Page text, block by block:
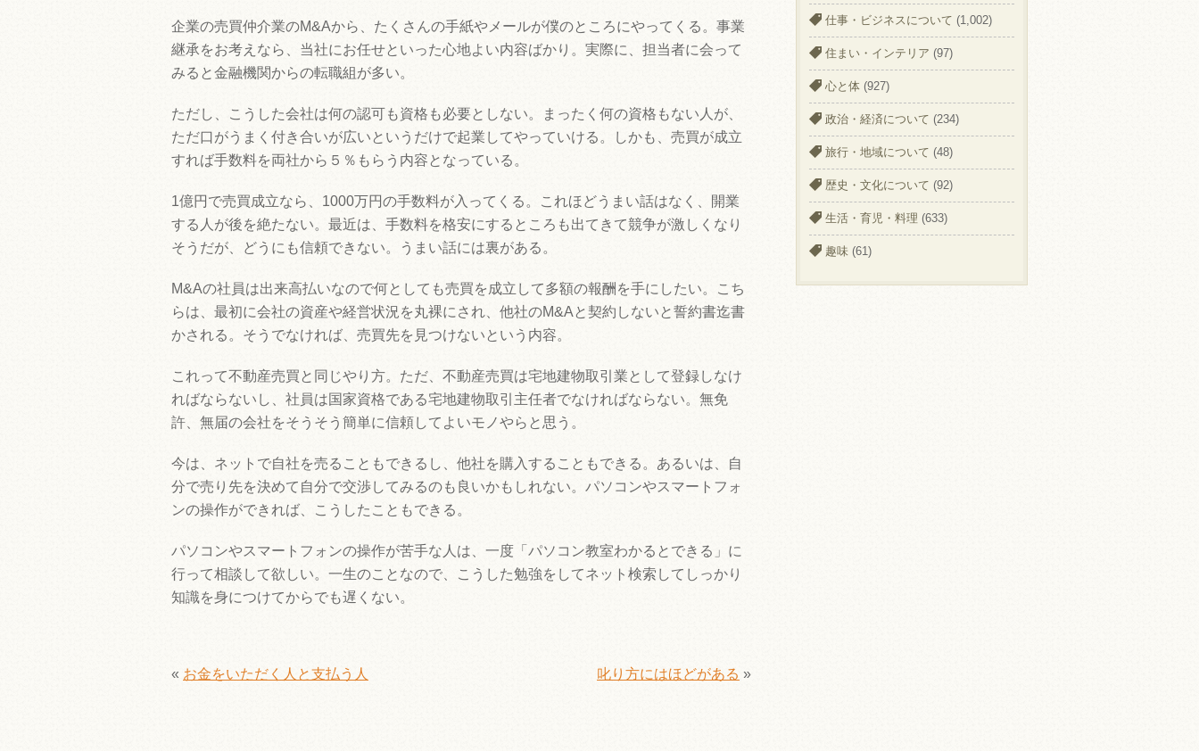
企業の売買仲介業のM&Aから、たくさんの手紙やメールが僕のところにやってくる。事業
継承をお考えなら、当社にお任せといった心地よい内容ばかり。実際に、担当者に会って
みると金融機関からの転職組が多い。
ただし、こうした会社は何の認可も資格も必要としない。まったく何の資格もない人が、
ただ口がうまく付き合いが広いというだけで起業してやっていける。しかも、売買が成立
すれば手数料を両社から５％もらう内容となっている。
1億円で売買成立なら、1000万円の手数料が入ってくる。これほどうまい話はなく、開業
する人が後を絶たない。最近は、手数料を格安にするところも出てきて競争が激しくなり
そうだが、どうにも信頼できない。うまい話には裏がある。
M&Aの社員は出来高払いなので何としても売買を成立して多額の報酬を手にしたい。こち
らは、最初に会社の資産や経営状況を丸裸にされ、他社のM&Aと契約しないと誓約書迄書
かされる。そうでなければ、売買先を見つけないという内容。
これって不動産売買と同じやり方。ただ、不動産売買は宅地建物取引業として登録しなけ
ればならないし、社員は国家資格である宅地建物取引主任者でなければならない。無免
許、無届の会社をそうそう簡単に信頼してよいモノやらと思う。
今は、ネットで自社を売ることもできるし、他社を購入することもできる。あるいは、自
分で売り先を決めて自分で交渉してみるのも良いかもしれない。パソコンやスマートフォ
ンの操作ができれば、こうしたこともできる。
パソコンやスマートフォンの操作が苦手な人は、一度「パソコン教室わかるとできる」に
行って相談して欲しい。一生のことなので、こうした勉強をしてネット検索してしっかり
知識を身につけてからでも遅くない。
« お金をいただく人と支払う人 叱り方にはほどがある »
仕事・ビジネスについて (1,002)
住まい・インテリア (97)
心と体 (927)
政治・経済について (234)
旅行・地域について (48)
歴史・文化について (92)
生活・育児・料理 (633)
趣味 (61)